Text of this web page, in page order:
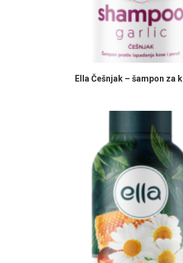
PROČITAJ VIŠE
Ella Češnjak – šampon za